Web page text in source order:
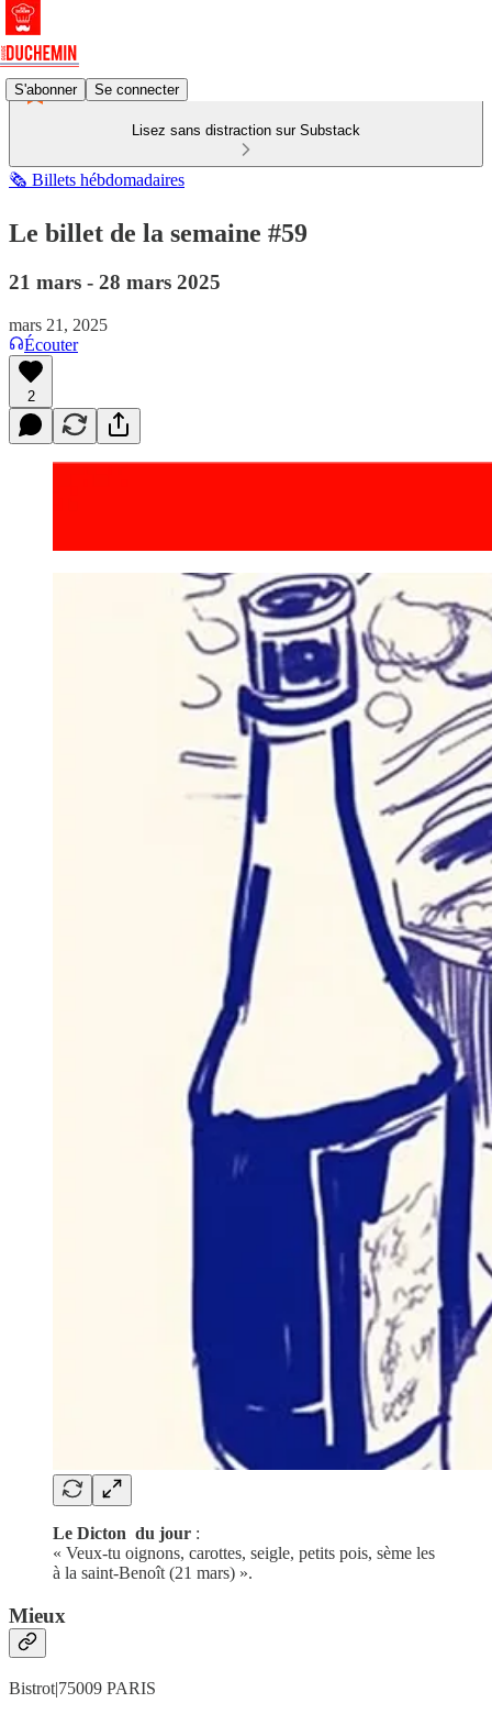
S'abonner Se connecter
Lisez sans distraction sur Substack
🗞️ Billets hébdomadaires
Le billet de la semaine #59
21 mars - 28 mars 2025
mars 21, 2025
Écouter
2
Le Dicton du jour :
« Veux-tu oignons, carottes, seigle, petits pois, sème les
à la saint-Benoît (21 mars) ».
Mieux
Bistrot|75009 PARIS